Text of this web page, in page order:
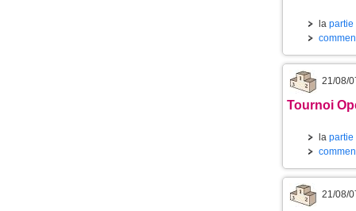
la partie
21/08/
Tournoi
la partie
21/08/